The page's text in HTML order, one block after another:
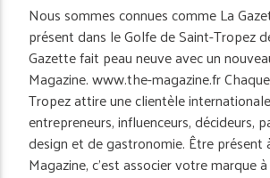
Nous sommes connues comme La
présent dans le Golfe de Saint-Tropez
Gazette fait peau neuve avec un
Magazine. www.the-magazine.fr
Tropez attire une clientèle
entrepreneurs, influenceurs, décideurs,
design et de gastronomie. Être présent
Magazine, c’est associer votre marque